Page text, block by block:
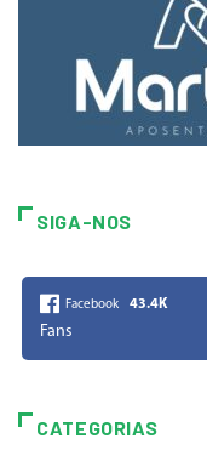
SIGA-NOS
Facebook 43.4K
Fans
CATEGORIAS